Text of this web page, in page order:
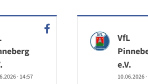
· 14:57
VfL
e.V.
10.06.2026·